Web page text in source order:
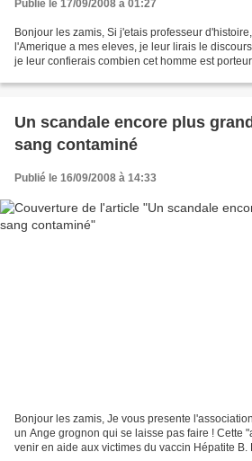
Publié le 17/09/2008 à 01:27
Bonjour les zamis, Si j'etais professeur
l'Amerique a mes eleves, je leur lirais le
je leur confierais combien cet homme est
Un scandale encore plus
sang contaminé
Publié le 16/09/2008 à 14:33
Bonjour les zamis, Je vous presente
un Ange grognon qui se laisse pas faire ! Cette
venir en aide aux victimes du vaccin Hépatite B.